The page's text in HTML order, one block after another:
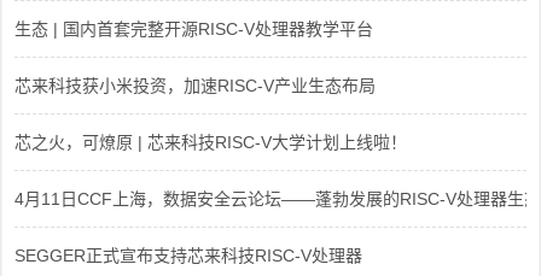
生态 | 国内首套完整开源RISC-V处理器教学平台
芯来科技获小米投资，加速RISC-V产业生态布局
芯之火，可燎原 | 芯来科技RISC-V大学计划上线啦！
4月11日CCF上海，数据安全云论坛——蓬勃发展的RISC-V处理器生态
SEGGER正式宣布支持芯来科技RISC-V处理器